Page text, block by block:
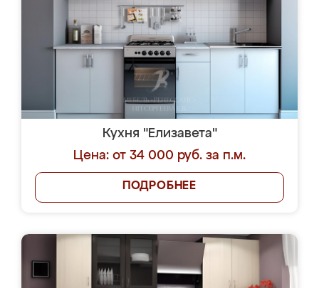
Кухня "Елизавета"
Цена: от 34 000 руб. за п.м.
ПОДРОБНЕЕ